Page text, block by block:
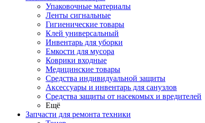
Упаковочные материалы
Ленты сигнальные
Гигиенические товары
Клей универсальный
Инвентарь для уборки
Емкости для мусора
Коврики входные
Медицинские товары
Средства индивидуальной защиты
Аксессуары и инвентарь для санузлов
Средства защиты от насекомых и вредителей
Ещё
Запчасти для ремонта техники